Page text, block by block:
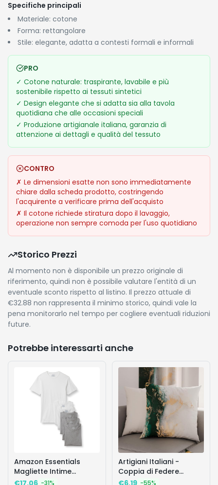
Specifiche principali
Materiale: cotone
Forma: rettangolare
Stile: elegante, adatta a contesti formali e informali
PRO
✓ Cotone naturale: traspirante, lavabile e più
sostenibile rispetto ai tessuti sintetici
✓ Design elegante che si adatta sia alla tavola
quotidiana che alle occasioni speciali
✓ Produzione artigianale italiana, garanzia di
attenzione ai dettagli e qualità del tessuto
CONTRO
✗ Le dimensioni esatte non sono immediatamente
chiare dalla scheda prodotto, costringendo
l'acquirente a verificare prima dell'acquisto
✗ Il cotone richiede stiratura dopo il lavaggio,
operazione non sempre comoda per l'uso quotidiano
Storico Prezzi
Al momento non è disponibile un prezzo originale di
riferimento, quindi non è possibile valutare l'entità di un
eventuale sconto rispetto al listino. Il prezzo attuale di
€32.88 non rappresenta il minimo storico, quindi vale la
pena monitorarlo nel tempo per cogliere eventuali riduzioni
future.
Potrebbe interessarti anche
Amazon Essentials
Magliette Intime
Girocollo in Cotone a
€17.06 -31%
Artigiani Italiani -
Coppia di Federe
Cuscino 35x35 cm in
€6.19 -55%